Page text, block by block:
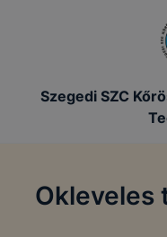
Szegedi SZC
Okleveles